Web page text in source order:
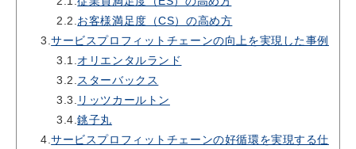
2.2. お客様満足度（CS）の高め方
3.サービスプロフィットチェーンの向上を実現した事例
3.1. オリエンタルランド
3.2. スターバックス
3.3. リッツカールトン
3.4.銚子丸
4.サービスプロフィットチェーンの好循環を実現する仕